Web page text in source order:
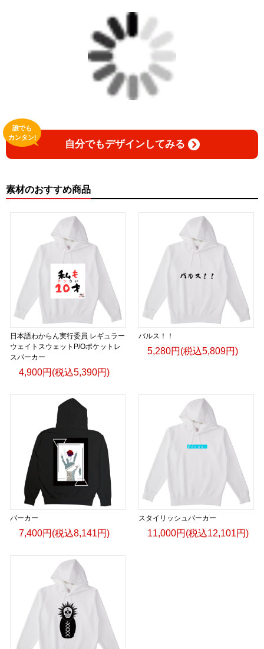
自分でもデザインしてみる
誰でも
カンタン!
素材のおすすめ商品
日本語わからん実行委員 レギュラー
ウェイトスウェットP/Oポケットレ
スパーカー
4,900円(税込5,390円)
バルス！！
5,280円(税込5,809円)
パーカー
7,400円(税込8,141円)
スタイリッシュパーカー
11,000円(税込12,101円)